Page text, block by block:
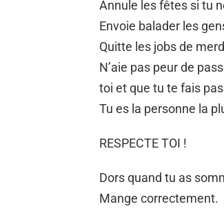
Annule les fêtes si tu
Envoie balader les
Quitte les jobs de
N’aie pas peur de
toi et que tu te fais
Tu es la personne la
RESPECTE TOI !
Dors quand tu as
Mange correctement.